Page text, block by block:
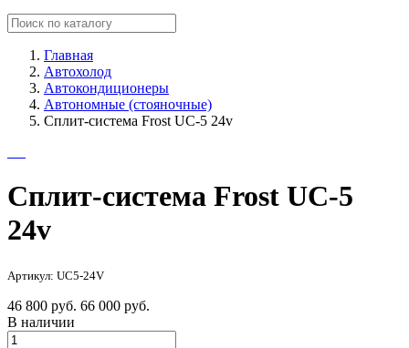
Главная
Автохолод
Автокондиционеры
Автономные (стояночные)
Сплит-система Frost UC-5 24v
Сплит-система Frost UC-5
24v
Артикул: UC5-24V
46 800 руб. 66 000 руб.
В наличии